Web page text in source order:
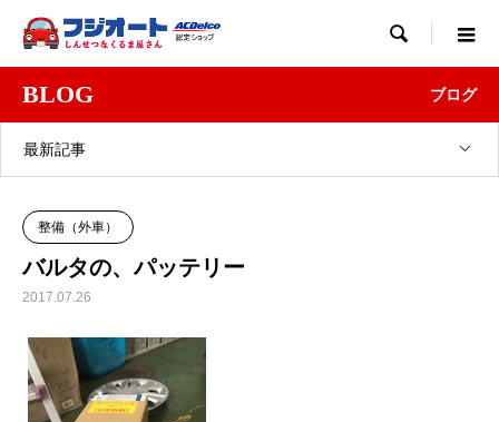

BLOG ブログ
最新記事
整備（外車）
バルタの、パッテリー
2017.07.26